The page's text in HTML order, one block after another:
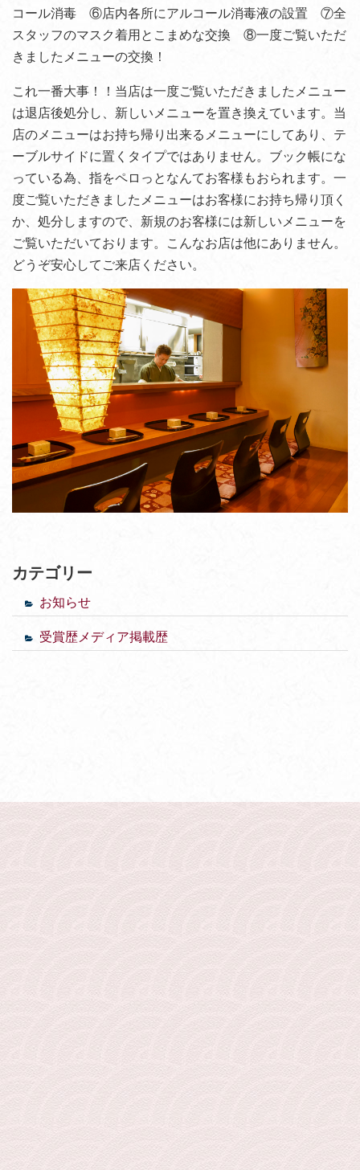
コール消毒 ⑥店内各所にアルコール消毒液の設置 ⑦全
スタッフのマスク着用とこまめな交換 ⑧一度ご覧いただ
きましたメニューの交換！
これ一番大事！！当店は一度ご覧いただきましたメニュー
は退店後処分し、新しいメニューを置き換えています。当
店のメニューはお持ち帰り出来るメニューにしてあり、テ
ーブルサイドに置くタイプではありません。ブック帳にな
っている為、指をペロっとなんてお客様もおられます。一
度ご覧いただきましたメニューはお客様にお持ち帰り頂く
か、処分しますので、新規のお客様には新しいメニューを
ご覧いただいております。こんなお店は他にありません。
どうぞ安心してご来店ください。
カテゴリー
お知らせ
受賞歴メディア掲載歴